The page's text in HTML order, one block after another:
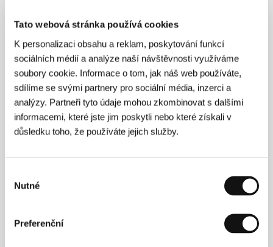
Tato webová stránka používá cookies
K personalizaci obsahu a reklam, poskytování funkcí
sociálních médií a analýze naší návštěvnosti využíváme
soubory cookie. Informace o tom, jak náš web používáte,
sdílíme se svými partnery pro sociální média, inzerci a
analýzy. Partneři tyto údaje mohou zkombinovat s dalšími
informacemi, které jste jim poskytli nebo které získali v
důsledku toho, že používáte jejich služby.
souhlasu
Nutné
Preferenční
Mate Ugrin. Filmografie:Meanwhile(2017, kr.),Prazni
sati (2019, kr.),Sve što dolazi(2021, kr.),Zlodějíčci
(
Petty Thieves , 2026).
Cercamon
Tel: +33621713911